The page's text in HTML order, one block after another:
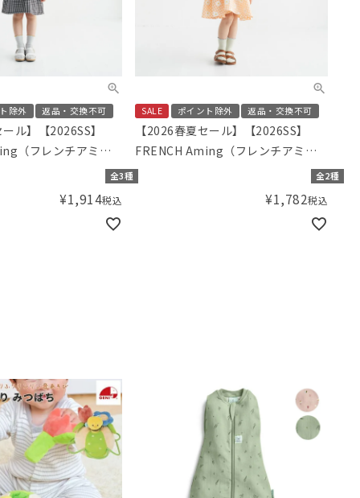
除外 返品・交換不可
ル】【2026SS】
（フレンチアミン
ドッキングワンピー全3種
¥1,914税込
SALE ポイント除外 返品・交換不可
【2026春夏セール】【2026SS】
FRENCH Aming（フレンチアミン
グ）フレアーサマーワンピース
全2種
¥1,782税込